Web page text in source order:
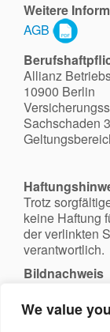
We value
Weitere
AGB
Allianz
10900 Berlin
Sachschaden
Trotz
keine Haftung
der verlinkten
verantwortlich.
Bildnachweis